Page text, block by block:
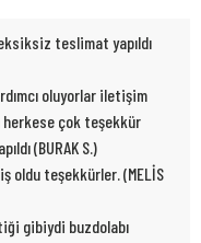
teslimat yapıldı
oluyorlar iletişim
herkese çok teşekkür
(BURAK S.)
oldu teşekkürler. (MELİS
gibiydi buzdolabı